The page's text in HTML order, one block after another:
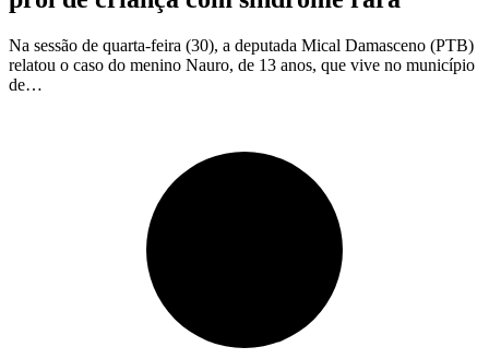
Na sessão de quarta-feira (30), a deputada Mical Damasceno (PTB)
relatou o caso do menino Nauro, de 13 anos, que vive no município
de…